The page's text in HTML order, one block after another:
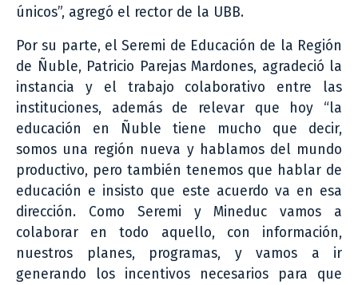
únicos”, agregó el rector de la UBB.
Por su parte, el Seremi de Educación de la Región
de Ñuble, Patricio Parejas Mardones, agradeció la
instancia y el trabajo colaborativo entre las
instituciones, además de relevar que hoy “la
educación en Ñuble tiene mucho que decir,
somos una región nueva y hablamos del mundo
productivo, pero también tenemos que hablar de
educación e insisto que este acuerdo va en esa
dirección. Como Seremi y Mineduc vamos a
colaborar en todo aquello, con información,
nuestros planes, programas, y vamos a ir
generando los incentivos necesarios para que